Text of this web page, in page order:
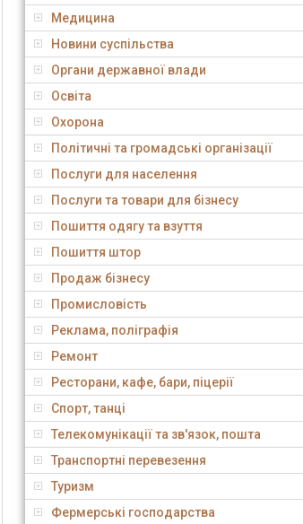
Медицина
Новини суспільства
Органи державної влади
Освіта
Охорона
Політичні та громадські організації
Послуги для населення
Послуги та товари для бізнесу
Пошиття одягу та взуття
Пошиття штор
Продаж бізнесу
Промисловість
Реклама, поліграфія
Ремонт
Ресторани, кафе, бари, піцерії
Спорт, танці
Телекомунікації та зв'язок, пошта
Транспортні перевезення
Туризм
Фермерські господарства